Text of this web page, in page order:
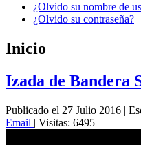
¿Olvido su nombre de
¿Olvido su contraseña?
Inicio
Izada de Bandera
Publicado el 27 Julio 2016 |
Email | Visitas: 6495